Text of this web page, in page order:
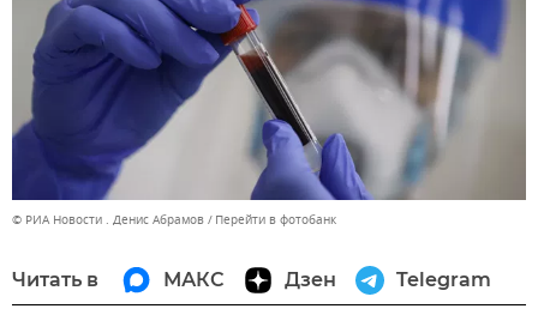
© РИА Новости . Денис Абрамов Перейти в фотобанк
Читать в МАКС Дзен Telegram